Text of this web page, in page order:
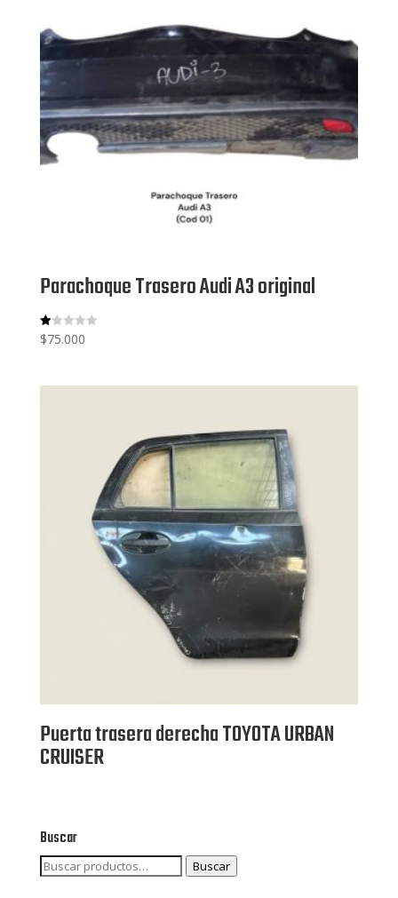
Parachoque Trasero Audi A3 original
V
al
$75.000
Puerta trasera derecha TOYOTA URBAN
CRUISER
Buscar
Buscar
Buscar